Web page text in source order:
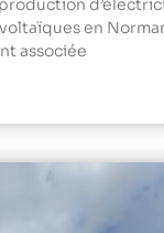
en
associée